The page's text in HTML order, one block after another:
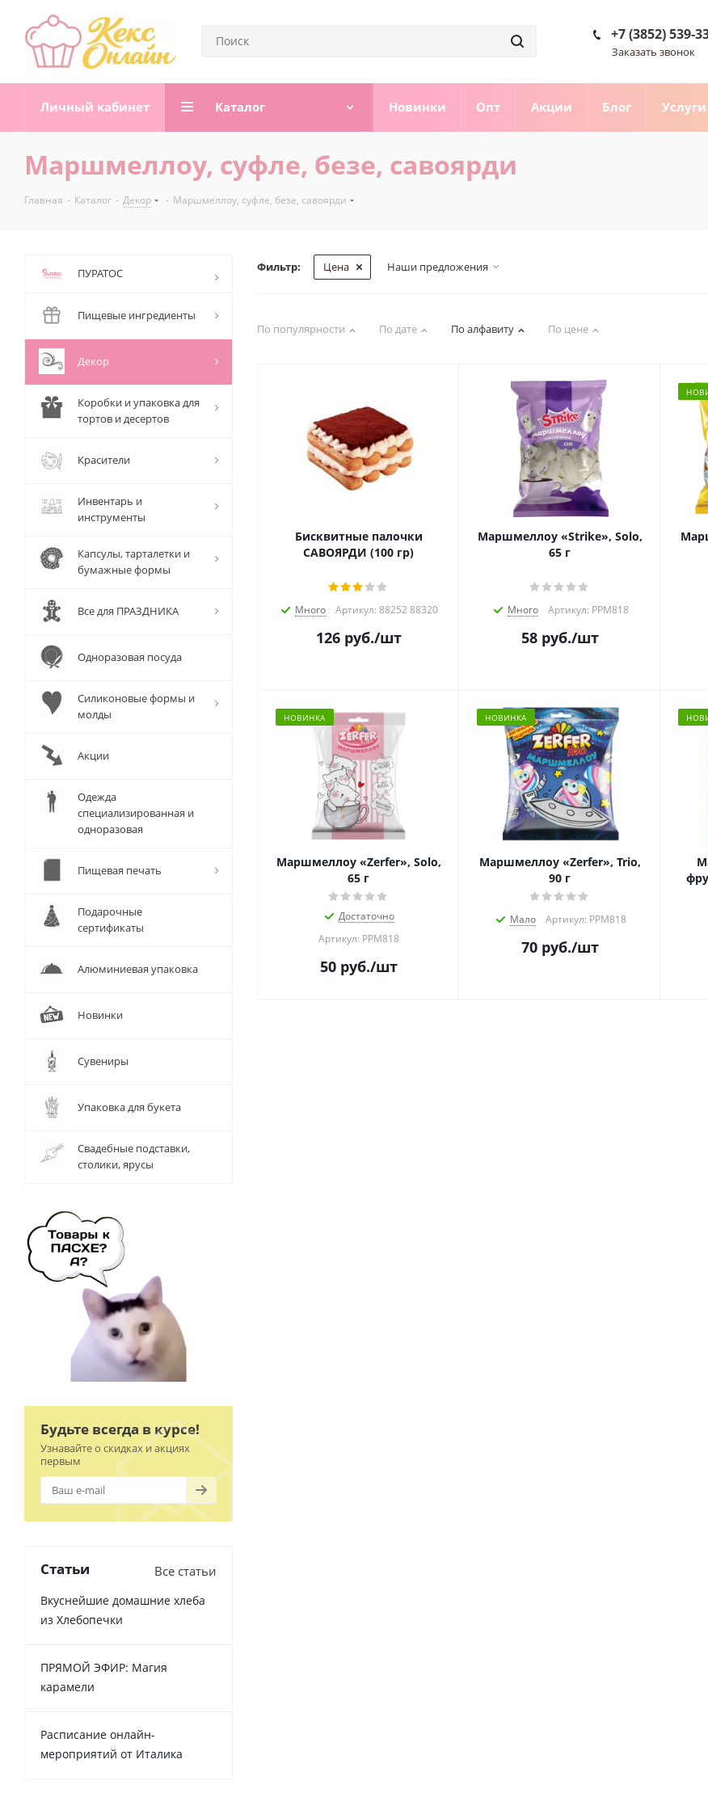
+7 (3852) 539-
Заказать звонок
Личный кабинет Каталог Новинки Опт Акции Блог Услуги
Маршмеллоу, суфле, безе, савоярди
Главная - Каталог - Декор - Маршмеллоу, суфле, безе, савоярди
Фильтр: Цена Наши предложения
По популярности По дате По алфавиту По цене
Бисквитные палочки
САВОЯРДИ (100 гр)
Много Артикул: 88252 88320
126руб./шт
Маршмеллоу «Strike», Solo,
65 г
Много Артикул: РРМ818
58руб./шт
НОВИНКА
Маршмеллоу «Zerfer», Solo,
65 г
Достаточно
Артикул: РРМ818
50руб./шт
НОВИНКА
Маршмеллоу «Zerfer», Trio,
90 г
Мало Артикул: РРМ818
70руб./шт
ПУРАТОС
Пищевые ингредиенты
Декор
Коробки и упаковка для
тортов и десертов
Красители
Инвентарь и
инструменты
Капсулы, тарталетки и
бумажные формы
Все для ПРАЗДНИКА
Одноразовая посуда
Силиконовые формы и
молды
Акции
Одежда
специализированная и
одноразовая
Пищевая печать
Подарочные
сертификаты
Алюминиевая упаковка
Новинки
Сувениры
Упаковка для букета
Свадебные подставки,
столики, ярусы
Будьте всегда в курсе!
Узнавайте о скидках и акциях
первым
Статьи Все статьи
Вкуснейшие домашние хлеба
из Хлебопечки
ПРЯМОЙ ЭФИР: Магия
карамели
Расписание онлайн-
мероприятий от Италика